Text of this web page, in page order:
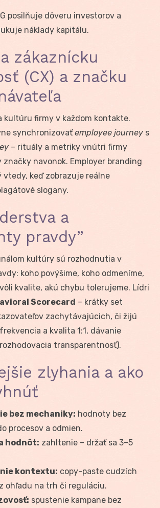
posilňuje dôveru investorov a
náklady kapitálu.
zákaznícku
(CX) a značku
kultúru firmy v každom kontakte.
synchronizovaťemployee journey s
– rituály a metriky vnútri firmy
navonok. Employer branding
vtedy, keď zobrazuje reálne
slogany.
a
pravdy”
kultúry sú rozhodnutia v
koho povýšime, koho odmeníme,
kvalite, akú chybu tolerujeme. Lídri
Scorecard – krátky set
zachytávajúcich, či žijú
a kvalita 1:1, dávanie
transparentnosť).
zlyhania a ako
bez mechaniky: hodnoty bez
procesov a odmien.
hodnôt: zahltenie – držať sa 3–5
kontextu: copy-paste cudzích
ohľadu na trh či reguláciu.
spustenie kampane bez